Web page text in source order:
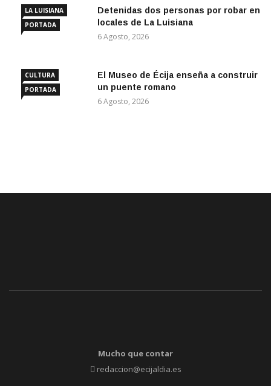
LA LUISIANA
PORTADA
Detenidas dos personas por robar en
locales de La Luisiana
6 Agosto, 2026
CULTURA
PORTADA
El Museo de Écija enseña a construir
un puente romano
6 Agosto, 2026
Mucho que contar
redaccion@ecijaldia.es